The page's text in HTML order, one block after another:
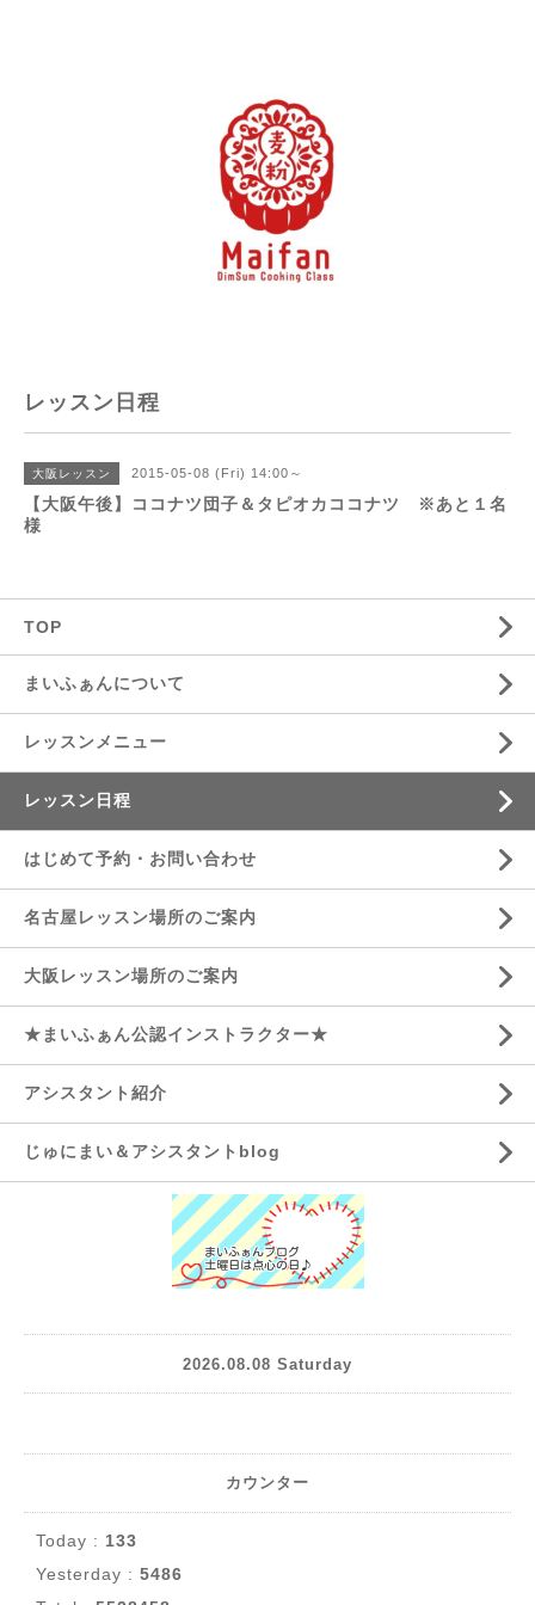
レッスン日程
大阪レッスン 2015-05-08 (Fri) 14:00～
【大阪午後】ココナツ団子＆タピオカココナツ ※あと１名
様
TOP
まいふぁんについて
レッスンメニュー
レッスン日程
はじめて予約・お問い合わせ
名古屋レッスン場所のご案内
大阪レッスン場所のご案内
★まいふぁん公認インストラクター★
アシスタント紹介
じゅにまい＆アシスタントblog
2026.08.08 Saturday
カウンター
Today : 133
Yesterday : 5486